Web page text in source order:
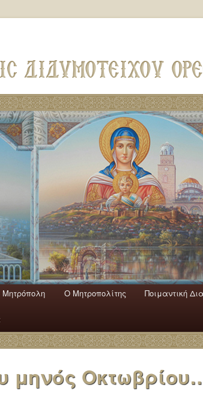
Mητρόπολη Ο Mητροπολίτης Ποιμαντική
μηνός